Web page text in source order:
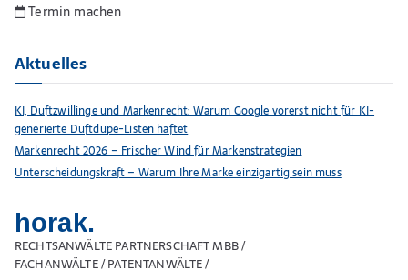
Termin machen
Aktuelles
KI, Duftzwillinge und Markenrecht: Warum Google vorerst nicht für KI-
generierte Duftdupe-Listen haftet
Markenrecht 2026 – Frischer Wind für Markenstrategien
Unterscheidungskraft – Warum Ihre Marke einzigartig sein muss
horak.
RECHTSANWÄLTE PARTNERSCHAFT MBB /
FACHANWÄLTE / PATENTANWÄLTE /